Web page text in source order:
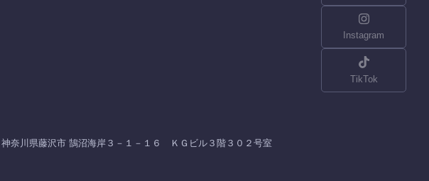
神奈川県藤沢市 鵠沼海岸３－１－１６ ＫＧビル３階３０２号室
Instagram
TikTok